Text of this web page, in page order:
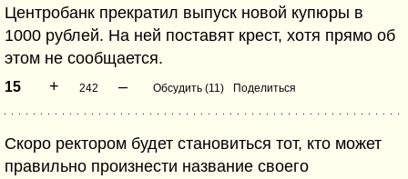
Центробанк прекратил выпуск новой купюры в
1000 рублей. На ней поставят крест, хотя прямо об
этом не сообщается.
15 + 242 – Обсудить (11) Поделиться
Скоро ректором будет становиться тот, кто может
правильно произнести название своего